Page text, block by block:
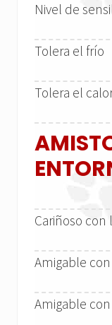
Nivel de
Tolera el frío
Tolera el
Cariñoso con
Amigable
Amigable